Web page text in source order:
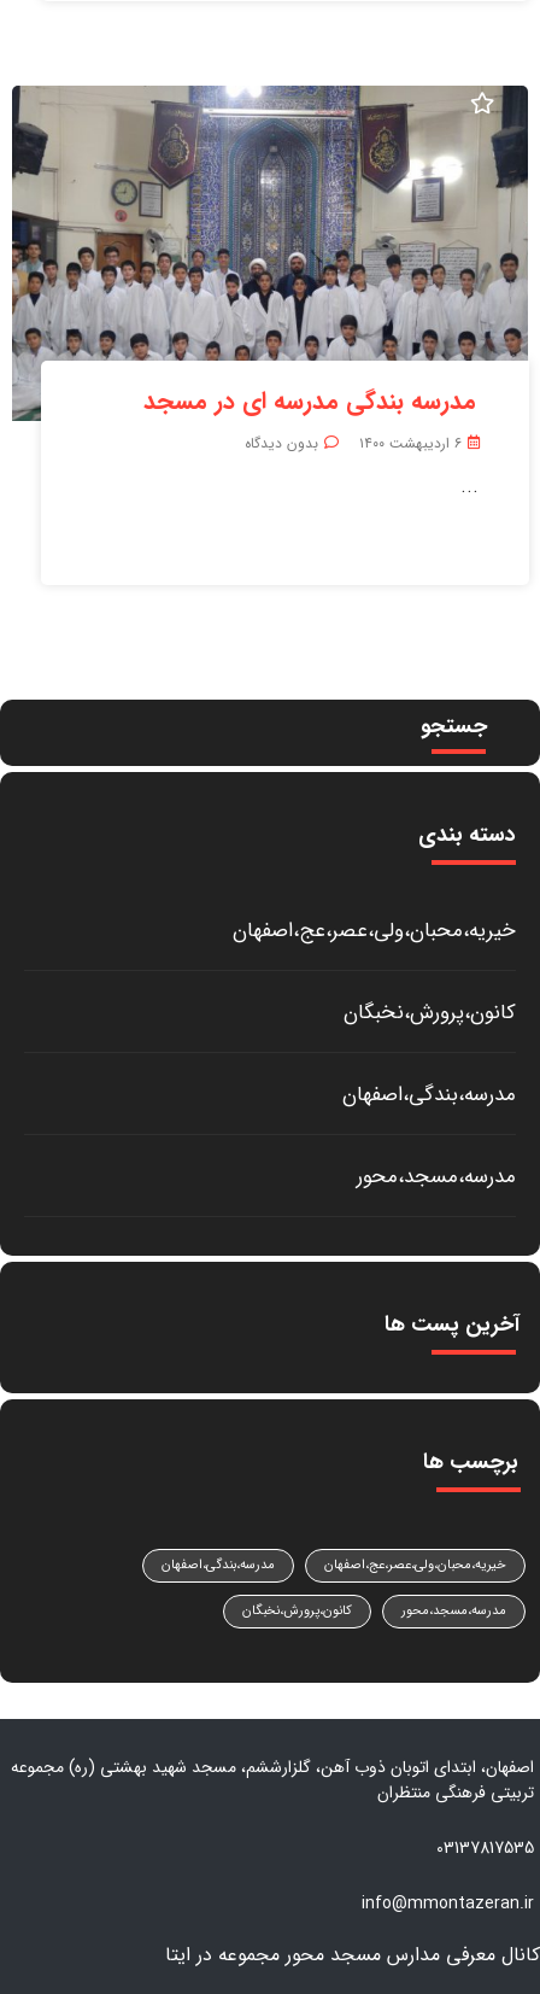
مدرسه بندگی مدرسه ای در مسجد
۶ اردیبهشت ۱۴۰۰ بدون دیدگاه
...
جستجو
دسته بندی
خیریه،محبان،ولی،عصر،عج،اصفهان
کانون،پرورش،نخبگان
مدرسه،بندگی،اصفهان
مدرسه،مسجد،محور
آخرین پست ها
برچسب ها
خیریه،محبان،ولی،عصر،عج،اصفهان مدرسه،بندگی،اصفهان
مدرسه،مسجد،محور کانون،پرورش،نخبگان
اصفهان، ابتدای اتوبان ذوب آهن، گلزارششم، مسجد شهید بهشتی (ره) مجموعه
تربیتی فرهنگی منتظران
03137817535
info@mmontazeran.ir
کانال معرفی مدارس مسجد محور مجموعه در ایتا